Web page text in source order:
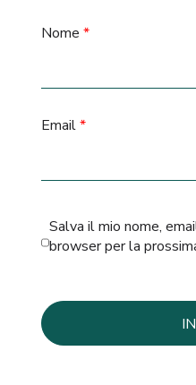
Nome *
Email*
Salva il mio nome,
browser per la